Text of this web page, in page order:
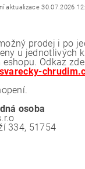
aktualizace 30.07.2026
prodej i po
u jednotlivých
Odkaz
osoba
334, 51754